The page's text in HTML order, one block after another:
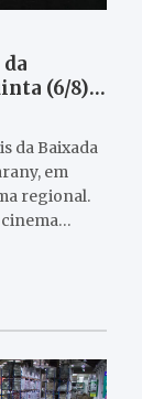
(6/8)
da Baixada
em
regional.